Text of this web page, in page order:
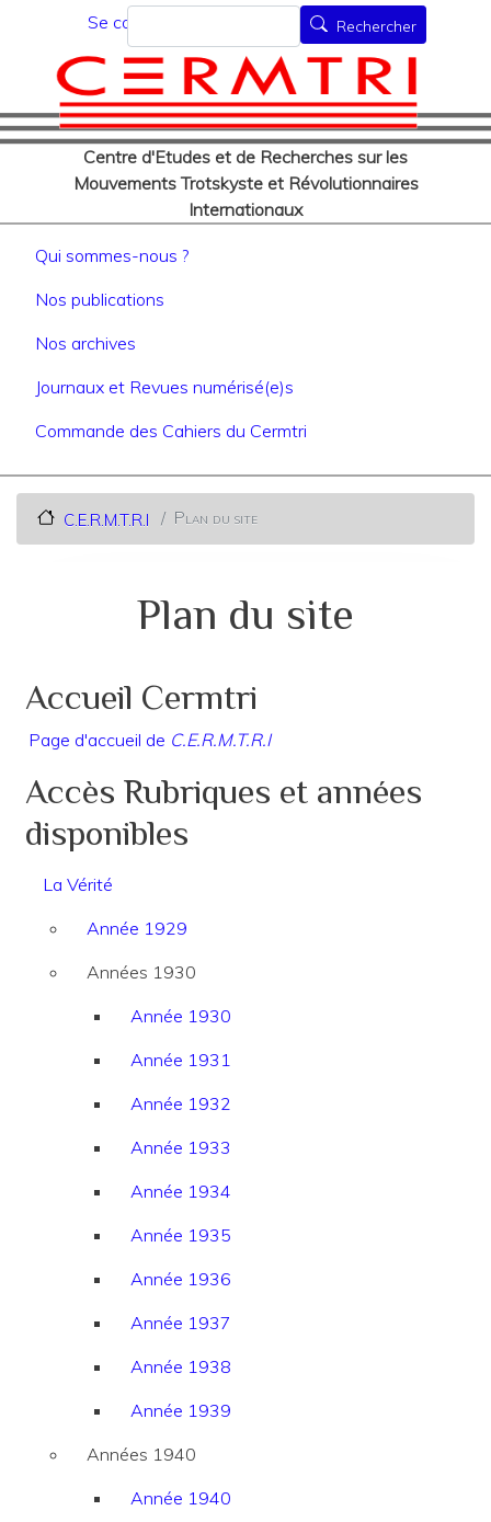
au
contenu
principal
Menu du compte de
Se connecter
Centre d'Etudes et de Recherches sur les
Mouvements Trotskyste et Révolutionnaires
Internationaux
Rechercher Rechercher
Navigation principale
Qui sommes-nous ?
Nos publications
Nos archives
Journaux et Revues numérisé(e)s
Commande des Cahiers du Cermtri
C.E.R.M.T.R.I Plan du site
Plan du site
Accueil Cermtri
Page d'accueil de C.E.R.M.T.R.I
Accès Rubriques et années
disponibles
La Vérité
Année 1929
Années 1930
Année 1930
Année 1931
Année 1932
Année 1933
Année 1934
Année 1935
Année 1936
Année 1937
Année 1938
Année 1939
Années 1940
Année 1940